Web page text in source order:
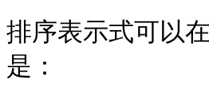
排序表示式可以
是：